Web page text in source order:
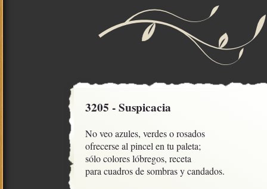
3205 - Suspicacia
No veo azules, verdes o rosados
ofrecerse al pincel en tu paleta;
sólo colores lóbregos, receta
para cuadros de sombras y candados.